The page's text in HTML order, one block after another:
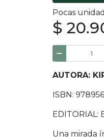
Pocas
$
AUTORA:
ISBN:
EDITORIAL:
Una mirada